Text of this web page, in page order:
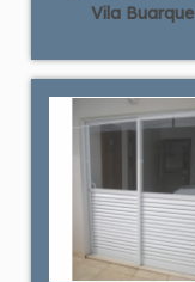
Vila Buarque